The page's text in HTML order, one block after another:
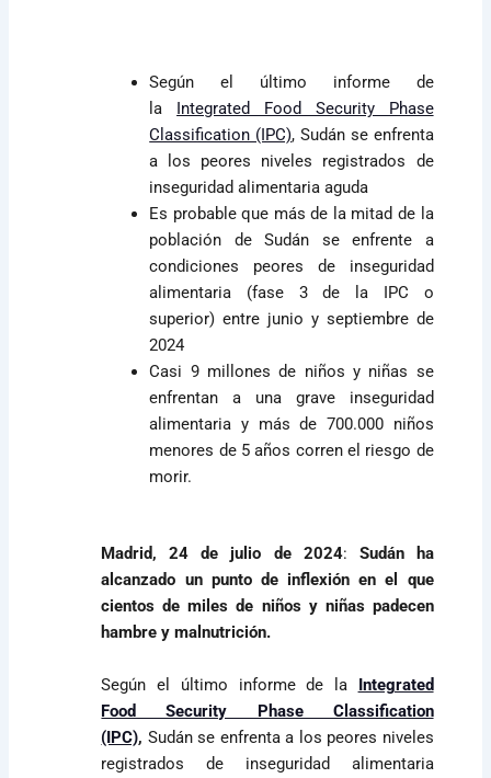
Según el último informe de
la Integrated Food Security Phase
Classification (IPC), Sudán se enfrenta
a los peores niveles registrados de
inseguridad alimentaria aguda
Es probable que más de la mitad de la
población de Sudán se enfrente a
condiciones peores de inseguridad
alimentaria (fase 3 de la IPC o
superior) entre junio y septiembre de
2024
Casi 9 millones de niños y niñas se
enfrentan a una grave inseguridad
alimentaria y más de 700.000 niños
menores de 5 años corren el riesgo de
morir.
Madrid, 24 de julio de 2024: Sudán ha
alcanzado un punto de inflexión en el que
cientos de miles de niños y niñas padecen
hambre y malnutrición.
Según el último informe de la Integrated
Food Security Phase Classification
(IPC), Sudán se enfrenta a los peores niveles
registrados de inseguridad alimentaria